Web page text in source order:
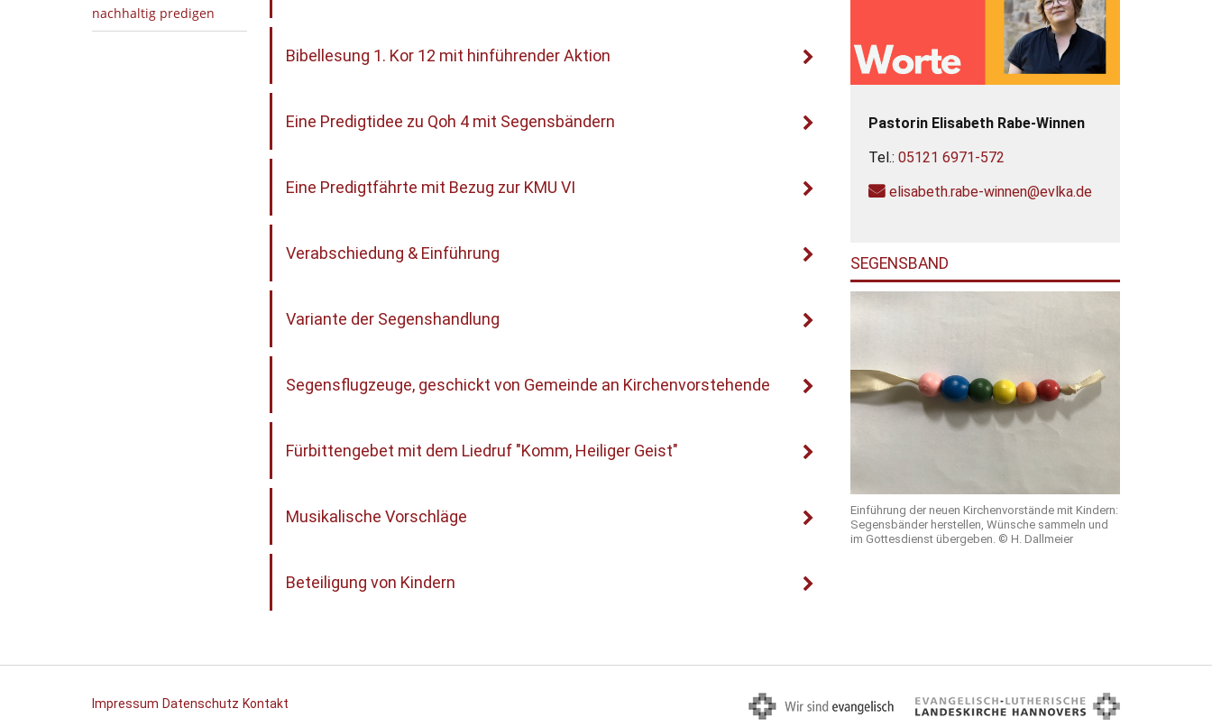
nachhaltig predigen
Bibellesung 1. Kor 12 mit hinführender Aktion
Eine Predigtidee zu Qoh 4 mit Segensbändern
Eine Predigtfährte mit Bezug zur KMU VI
Verabschiedung & Einführung
Variante der Segenshandlung
Segensflugzeuge, geschickt von Gemeinde an Kirchenvorstehende
Fürbittengebet mit dem Liedruf "Komm, Heiliger Geist"
Musikalische Vorschläge
Beteiligung von Kindern
Pastorin Elisabeth Rabe-Winnen
Tel.: 05121 6971-572
elisabeth.rabe-winnen@evlka.de
SEGENSBAND
Einführung der neuen Kirchenvorstände mit Kindern:
Segensbänder herstellen, Wünsche sammeln und
im Gottesdienst übergeben. © H. Dallmeier
Impressum Datenschutz Kontakt